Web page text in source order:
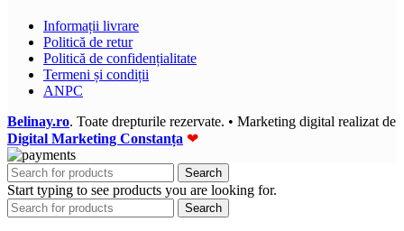
Informații livrare
Politică de retur
Politică de confidențialitate
Termeni și condiții
ANPC
Belinay.ro. Toate drepturile rezervate. • Marketing digital realizat de
Digital Marketing Constanța ❤
Search
Start typing to see products you are looking for.
Search